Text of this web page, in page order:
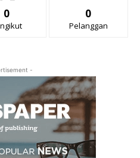
0 0
Pelanggan
-